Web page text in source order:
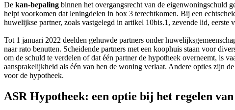
De kan-bepaling binnen het overgangsrecht van de eigenwoningschuld
helpt voorkomen dat leningdelen in box 3 terechtkomen. Bij een
huwelijkse partner, zoals vastgelegd in artikel 10bis.1, zevende lid, eerste
Tot 1 januari 2022 deelden gehuwde partners onder
naar rato benutten. Scheidende partners met een koophuis staan voor
om de schuld te verdelen of dat één partner de hypotheek overneemt, is
aansprakelijkheid als één van hen de woning verlaat. Andere opties zijn
voor de hypotheek.
ASR Hypotheek: een optie bij het regelen